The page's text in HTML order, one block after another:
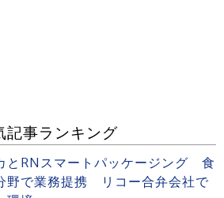
記事ランキング
とRNスマートパッケージング 食
野で業務提携 リコー合弁会社で